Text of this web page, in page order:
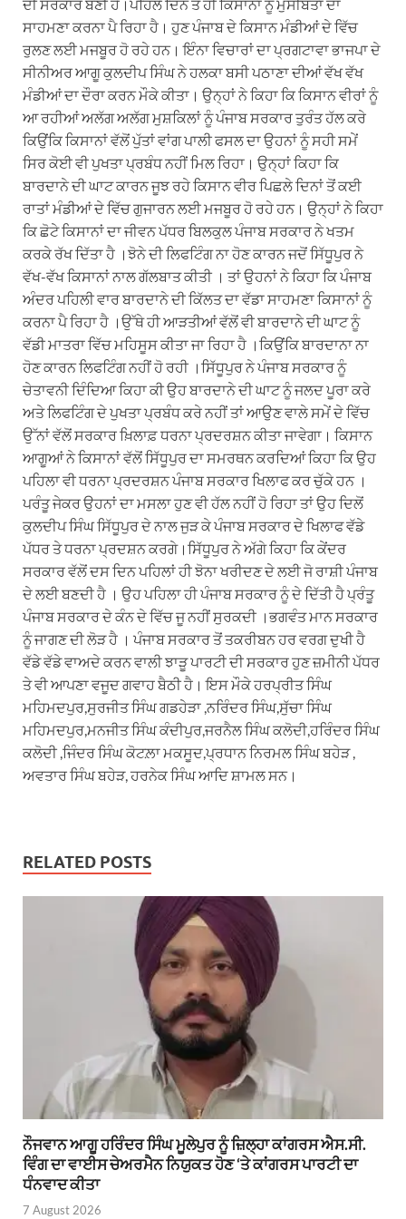
ਦੀ ਸਰਕਾਰ ਬਣੀ ਹੈ।ਪਹਿਲੇ ਦਿਨ ਤੋਂ ਹੀ ਕਿਸਾਨਾਂ ਨੂੰ ਮੁਸੀਬਤਾਂ ਦਾ
ਸਾਹਮਣਾ ਕਰਨਾ ਪੈ ਰਿਹਾ ਹੈ। ਹੁਣ ਪੰਜਾਬ ਦੇ ਕਿਸਾਨ ਮੰਡੀਆਂ ਦੇ ਵਿੱਚ
ਰੁਲਣ ਲਈ ਮਜਬੂਰ ਹੋ ਰਹੇ ਹਨ। ਇੰਨਾ ਵਿਚਾਰਾਂ ਦਾ ਪ੍ਰਗਟਾਵਾ ਭਾਜਪਾ ਦੇ
ਸੀਨੀਅਰ ਆਗੂ ਕੁਲਦੀਪ ਸਿੰਘ ਨੇ ਹਲਕਾ ਬਸੀ ਪਠਾਣਾ ਦੀਆਂ ਵੱਖ ਵੱਖ
ਮੰਡੀਆਂ ਦਾ ਦੌਰਾ ਕਰਨ ਮੌਕੇ ਕੀਤਾ। ਉਨ੍ਹਾਂ ਨੇ ਕਿਹਾ ਕਿ ਕਿਸਾਨ ਵੀਰਾਂ ਨੂੰ
ਆ ਰਹੀਆਂ ਅਲੱਗ ਅਲੱਗ ਮੁਸ਼ਕਿਲਾਂ ਨੂੰ ਪੰਜਾਬ ਸਰਕਾਰ ਤੁਰੰਤ ਹੱਲ ਕਰੇ
ਕਿਉਂਕਿ ਕਿਸਾਨਾਂ ਵੱਲੋਂ ਪੁੱਤਾਂ ਵਾਂਗ ਪਾਲੀ ਫਸਲ ਦਾ ਉਹਨਾਂ ਨੂੰ ਸਹੀ ਸਮੇਂ
ਸਿਰ ਕੋਈ ਵੀ ਪੁਖਤਾ ਪ੍ਰਬੰਧ ਨਹੀਂ ਮਿਲ ਰਿਹਾ। ਉਨ੍ਹਾਂ ਕਿਹਾ ਕਿ
ਬਾਰਦਾਨੇ ਦੀ ਘਾਟ ਕਾਰਨ ਜੂਝ ਰਹੇ ਕਿਸਾਨ ਵੀਰ ਪਿਛਲੇ ਦਿਨਾਂ ਤੋਂ ਕਈ
ਰਾਤਾਂ ਮੰਡੀਆਂ ਦੇ ਵਿੱਚ ਗੁਜਾਰਨ ਲਈ ਮਜਬੂਰ ਹੋ ਰਹੇ ਹਨ। ਉਨ੍ਹਾਂ ਨੇ ਕਿਹਾ
ਕਿ ਛੋਟੇ ਕਿਸਾਨਾਂ ਦਾ ਜੀਵਨ ਪੱਧਰ ਬਿਲਕੁਲ ਪੰਜਾਬ ਸਰਕਾਰ ਨੇ ਖਤਮ
ਕਰਕੇ ਰੱਖ ਦਿੱਤਾ ਹੈ ।ਝੋਨੇ ਦੀ ਲਿਫਟਿੰਗ ਨਾ ਹੋਣ ਕਾਰਨ ਜਦੋਂ ਸਿੱਧੂਪੁਰ ਨੇ
ਵੱਖ-ਵੱਖ ਕਿਸਾਨਾਂ ਨਾਲ ਗੱਲਬਾਤ ਕੀਤੀ । ਤਾਂ ਉਹਨਾਂ ਨੇ ਕਿਹਾ ਕਿ ਪੰਜਾਬ
ਅੰਦਰ ਪਹਿਲੀ ਵਾਰ ਬਾਰਦਾਨੇ ਦੀ ਕਿੱਲਤ ਦਾ ਵੱਡਾ ਸਾਹਮਣਾ ਕਿਸਾਨਾਂ ਨੂੰ
ਕਰਨਾ ਪੈ ਰਿਹਾ ਹੈ ।ਉੱਥੇ ਹੀ ਆੜਤੀਆਂ ਵੱਲੋਂ ਵੀ ਬਾਰਦਾਨੇ ਦੀ ਘਾਟ ਨੂੰ
ਵੱਡੀ ਮਾਤਰਾ ਵਿੱਚ ਮਹਿਸੂਸ ਕੀਤਾ ਜਾ ਰਿਹਾ ਹੈ ।ਕਿਉਂਕਿ ਬਾਰਦਾਨਾ ਨਾ
ਹੋਣ ਕਾਰਨ ਲਿਫਟਿੰਗ ਨਹੀਂ ਹੋ ਰਹੀ ।ਸਿੱਧੂਪੁਰ ਨੇ ਪੰਜਾਬ ਸਰਕਾਰ ਨੂੰ
ਚੇਤਾਵਨੀ ਦਿੰਦਿਆ ਕਿਹਾ ਕੀ ਉਹ ਬਾਰਦਾਨੇ ਦੀ ਘਾਟ ਨੂੰ ਜਲਦ ਪੂਰਾ ਕਰੇ
ਅਤੇ ਲਿਫਟਿੰਗ ਦੇ ਪੁਖਤਾ ਪ੍ਰਬੰਧ ਕਰੇ ਨਹੀਂ ਤਾਂ ਆਉਣ ਵਾਲੇ ਸਮੇਂ ਦੇ ਵਿੱਚ
ਉੱਨਾਂ ਵੱਲੋਂ ਸਰਕਾਰ ਖ਼ਿਲਾਫ਼ ਧਰਨਾ ਪ੍ਰਦਰਸ਼ਨ ਕੀਤਾ ਜਾਵੇਗਾ। ਕਿਸਾਨ
ਆਗੂਆਂ ਨੇ ਕਿਸਾਨਾਂ ਵੱਲੋਂ ਸਿੱਧੂਪੁਰ ਦਾ ਸਮਰਥਨ ਕਰਦਿਆਂ ਕਿਹਾ ਕਿ ਉਹ
ਪਹਿਲਾ ਵੀ ਧਰਨਾ ਪ੍ਰਦਰਸ਼ਨ ਪੰਜਾਬ ਸਰਕਾਰ ਖਿਲਾਫ ਕਰ ਚੁੱਕੇ ਹਨ ।
ਪਰੰਤੂ ਜੇਕਰ ਉਹਨਾਂ ਦਾ ਮਸਲਾ ਹੁਣ ਵੀ ਹੱਲ ਨਹੀਂ ਹੋ ਰਿਹਾ ਤਾਂ ਉਹ ਦਿਲੋਂ
ਕੁਲਦੀਪ ਸਿੰਘ ਸਿੱਧੂਪੁਰ ਦੇ ਨਾਲ ਜੁੜ ਕੇ ਪੰਜਾਬ ਸਰਕਾਰ ਦੇ ਖਿਲਾਫ ਵੱਡੇ
ਪੱਧਰ ਤੇ ਧਰਨਾ ਪ੍ਰਦਸ਼ਨ ਕਰਗੇ।ਸਿੱਧੂਪੁਰ ਨੇ ਅੱਗੇ ਕਿਹਾ ਕਿ ਕੇਂਦਰ
ਸਰਕਾਰ ਵੱਲੋਂ ਦਸ ਦਿਨ ਪਹਿਲਾਂ ਹੀ ਝੋਨਾ ਖਰੀਦਣ ਦੇ ਲਈ ਜੋ ਰਾਸ਼ੀ ਪੰਜਾਬ
ਦੇ ਲਈ ਬਣਦੀ ਹੈ । ਉਹ ਪਹਿਲਾ ਹੀ ਪੰਜਾਬ ਸਰਕਾਰ ਨੂੰ ਦੇ ਦਿੱਤੀ ਹੈ ਪ੍ਰੰਤੂ
ਪੰਜਾਬ ਸਰਕਾਰ ਦੇ ਕੰਨ ਦੇ ਵਿੱਚ ਜੂ ਨਹੀਂ ਸੁਰਕਦੀ ।ਭਗਵੰਤ ਮਾਨ ਸਰਕਾਰ
ਨੂੰ ਜਾਗਣ ਦੀ ਲੋੜ ਹੈ । ਪੰਜਾਬ ਸਰਕਾਰ ਤੋਂ ਤਕਰੀਬਨ ਹਰ ਵਰਗ ਦੁਖੀ ਹੈ
ਵੱਡੇ ਵੱਡੇ ਵਾਅਦੇ ਕਰਨ ਵਾਲੀ ਝਾੜੂ ਪਾਰਟੀ ਦੀ ਸਰਕਾਰ ਹੁਣ ਜ਼ਮੀਨੀ ਪੱਧਰ
ਤੇ ਵੀ ਆਪਣਾ ਵਜੂਦ ਗਵਾਹ ਬੈਠੀ ਹੈ। ਇਸ ਮੌਕੇ ਹਰਪ੍ਰੀਤ ਸਿੰਘ
ਮਹਿਮਦਪੁਰ,ਸੁਰਜੀਤ ਸਿੰਘ ਗਡਹੇੜਾ ,ਨਰਿੰਦਰ ਸਿੰਘ,ਸੁੱਚਾ ਸਿੰਘ
ਮਹਿਮਦਪੁਰ,ਮਨਜੀਤ ਸਿੰਘ ਕੰਦੀਪੁਰ,ਜਰਨੈਲ ਸਿੰਘ ਕਲੋਦੀ,ਹਰਿੰਦਰ ਸਿੰਘ
ਕਲੋਦੀ ,ਜਿੰਦਰ ਸਿੰਘ ਕੋਟਲ਼ਾ ਮਕਸੂਦ,ਪ੍ਰਧਾਨ ਨਿਰਮਲ ਸਿੰਘ ਬਹੇੜ ,
ਅਵਤਾਰ ਸਿੰਘ ਬਹੇੜ, ਹਰਨੇਕ ਸਿੰਘ ਆਦਿ ਸ਼ਾਮਲ ਸਨ।
RELATED POSTS
ਨੌਜਵਾਨ ਆਗੂ ਹਰਿੰਦਰ ਸਿੰਘ ਮੂਲੇਪੁਰ ਨੂੰ ਜ਼ਿਲ੍ਹਾ ਕਾਂਗਰਸ ਐਸ.ਸੀ.
ਵਿੰਗ ਦਾ ਵਾਈਸ ਚੇਅਰਮੈਨ ਨਿਯੁਕਤ ਹੋਣ ‘ਤੇ ਕਾਂਗਰਸ ਪਾਰਟੀ ਦਾ
ਧੰਨਵਾਦ ਕੀਤਾ
7 August 2026